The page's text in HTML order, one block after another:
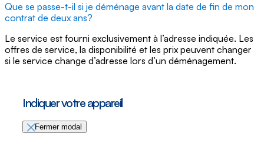
Que se passe-t-il si je déménage avant la date de fin de mon
contrat de deux ans?
Le service est fourni exclusivement à l’adresse indiquée. Les
offres de service, la disponibilité et les prix peuvent changer
si le service change d’adresse lors d’un déménagement.
Indiquer votre appareil
Fermer modal